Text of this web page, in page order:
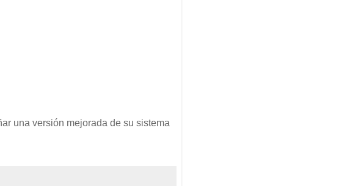
una versión mejorada de su sistema